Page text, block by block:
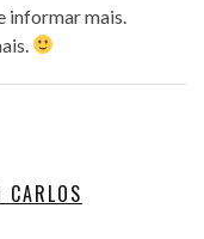
informar mais.
CARLOS